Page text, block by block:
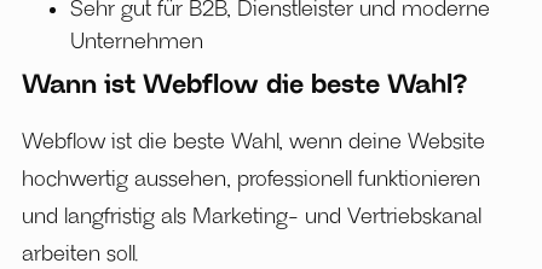
Sehr gut für B2B, Dienstleister und moderne
Unternehmen
Wann ist Webflow die beste Wahl?
Webflow ist die beste Wahl, wenn deine Website
hochwertig aussehen, professionell funktionieren
und langfristig als Marketing- und Vertriebskanal
arbeiten soll.